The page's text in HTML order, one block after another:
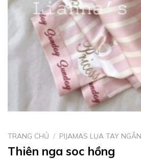
TRANG CHỦ / PIJAMAS LỤA TAY
Thiên nga soc hồng